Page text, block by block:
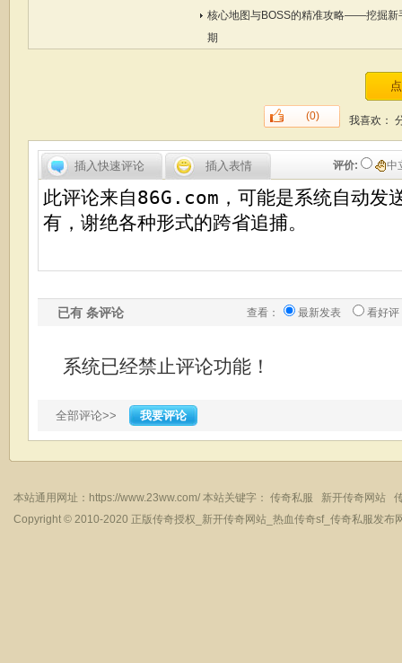
核心地图与BOSS的精准攻略——挖掘新
期
我喜欢：
(0)
评价: 中
插入快速评论 插入表情
已有 条评论 查看： 最新发表 看好评
系统已经禁止评论功能！
全部评论>> 我要评论
本站通用网址： https://www.23ww.com/ 本站关键字： 传奇私服 新开传奇网站
Copyright © 2010-2020 正版传奇授权_新开传奇网站_热血传奇sf_传奇私服发布